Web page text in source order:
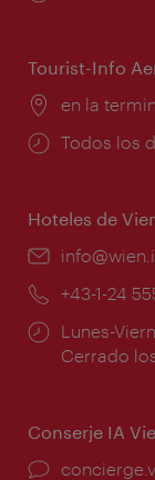
Tourist-Info
Lugar:
en la
Horarios
Todos los
Hoteles de
e-
Teléfono:
+43-1-24
Horarios
de
Lunes-
Cerrado
Conserje IA